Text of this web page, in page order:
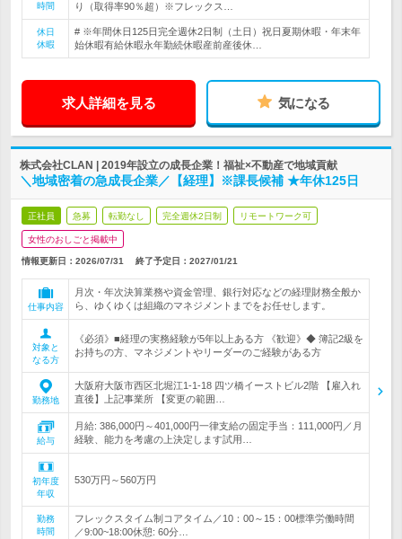
時間
り（取得率90％超）※フレックス…
休日
休暇
# ※年間休日125日完全週休2日制（土日）祝日夏期休暇・年末年
始休暇有給休暇永年勤続休暇産前産後休…
求人詳細を見る 気になる
株式会社CLAN | 2019年設立の成長企業！福祉×不動産で地域貢献
＼地域密着の急成長企業／【経理】※課長候補 ★年休125日
正社員 急募 転勤なし 完全週休2日制 リモートワーク可
女性のおしごと掲載中
情報更新日：2026/07/31 終了予定日： 2027/01/21
仕事内容
月次・年次決算業務や資金管理、銀行対応などの経理財務全般か
ら、ゆくゆくは組織のマネジメントまでをお任せします。
対象と
なる方
《必須》■経理の実務経験が5年以上ある方 《歓迎》◆ 簿記2級を
お持ちの方、マネジメントやリーダーのご経験がある方
勤務地
大阪府大阪市西区北堀江1-1-18 四ツ橋イーストビル2階 【雇入れ
直後】上記事業所 【変更の範囲…
給与
月給: 386,000円～401,000円一律支給の固定手当：111,000円／月
経験、能力を考慮の上決定します試用…
初年度
年収
530万円～560万円
勤務
時間
フレックスタイム制コアタイム／10：00～15：00標準労働時間
／9:00~18:00休憩: 60分…